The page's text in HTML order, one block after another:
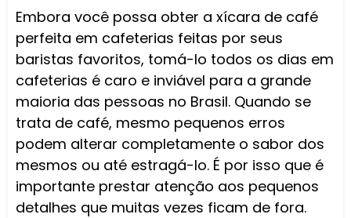
Embora você possa obter a xícara de café
perfeita em cafeterias feitas por seus
baristas favoritos, tomá-lo todos os dias em
cafeterias é caro e inviável para a grande
maioria das pessoas no Brasil. Quando se
trata de café, mesmo pequenos erros
podem alterar completamente o sabor dos
mesmos ou até estragá-lo. É por isso que é
importante prestar atenção aos pequenos
detalhes que muitas vezes ficam de fora.